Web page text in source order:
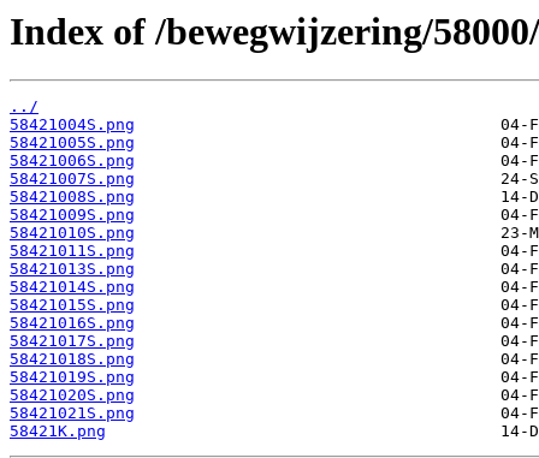
Index of /bewegwijzering/
../
58421004S.png
58421005S.png
58421006S.png
58421007S.png
58421008S.png
58421009S.png
58421010S.png
58421011S.png
58421013S.png
58421014S.png
58421015S.png
58421016S.png
58421017S.png
58421018S.png
58421019S.png
58421020S.png
58421021S.png
58421K.png